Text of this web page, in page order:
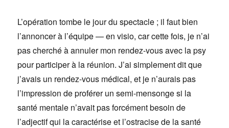
L’opération tombe le jour du spectacle ; il faut bien
l’annoncer à l’équipe — en visio, car cette fois, je n’ai
pas cherché à annuler mon rendez-vous avec la psy
pour participer à la réunion. J’ai simplement dit que
j’avais un rendez-vous médical, et je n’aurais pas
l’impression de proférer un semi-mensonge si la
santé mentale n’avait pas forcément besoin de
l’adjectif qui la caractérise et l’ostracise de la santé